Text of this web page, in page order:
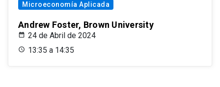
Microeconomía Aplicada
Andrew Foster, Brown University
24 de Abril de 2024
13:35 a 14:35